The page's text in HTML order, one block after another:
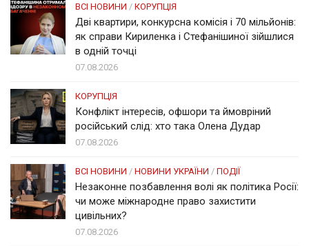
ВСІ НОВИНИ / КОРУПЦІЯ
Дві квартири, конкурсна комісія і 70 мільйонів:
як справи Кириленка і Стефанішиної зійшлися
в одній точці
07.08.2026
КОРУПЦІЯ
Конфлікт інтересів, офшори та ймовріний
російський слід: хто така Олена Дудар
07.08.2026
ВСІ НОВИНИ / НОВИНИ УКРАЇНИ / ПОДІЇ
Незаконне позбавлення волі як політика Росії:
чи може міжнародне право захистити
цивільних?
07.08.2026